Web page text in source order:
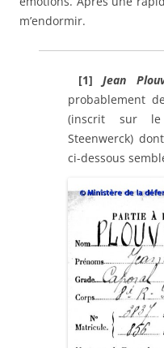
m’endormir.
[1] Jean
probablement
(inscrit sur
Steenwerck)
ci-dessous